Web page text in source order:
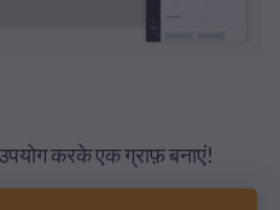
करके एक ग्राफ़ बनाएं!